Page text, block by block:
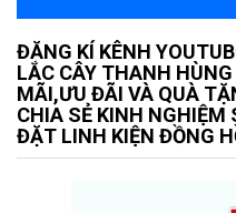
ĐĂNG KÍ KÊNH
LẮC CÂY THANH
MÃI,ƯU ĐÃI VÀ QUÀ
CHIA SẺ KINH
ĐẶT LINH KIỆN ĐỒNG